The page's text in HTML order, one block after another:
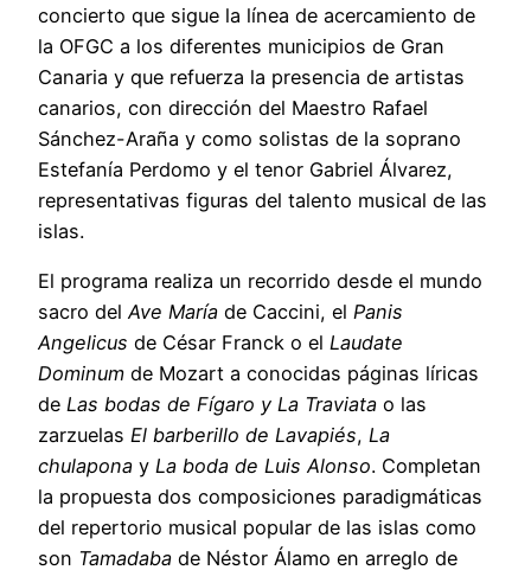
concierto que sigue la línea de acercamiento de
la OFGC a los diferentes municipios de Gran
Canaria y que refuerza la presencia de artistas
canarios, con dirección del Maestro Rafael
Sánchez-Araña y como solistas de la soprano
Estefanía Perdomo y el tenor Gabriel Álvarez,
representativas figuras del talento musical de las
islas.
El programa realiza un recorrido desde el mundo
sacro delAve María de Caccini, el Panis
Angelicus de César Franck o el Laudate
Dominum de Mozart a conocidas páginas líricas
de Las bodas de Fígaro y La Traviata o las
zarzuelas El barberillo de Lavapiés, La
chulapona y La boda de Luis Alonso. Completan
la propuesta dos composiciones paradigmáticas
del repertorio musical popular de las islas como
son Tamadaba de Néstor Álamo en arreglo de